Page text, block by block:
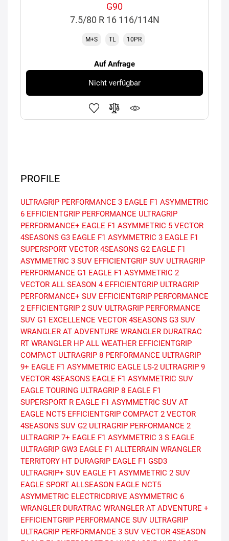
G90
7.5/80 R 16 116/114N
M+S TL 10PR
Auf Anfrage
Nicht verfügbar
PROFILE
ULTRAGRIP PERFORMANCE 3 EAGLE F1 ASYMMETRIC
6 EFFICIENTGRIP PERFORMANCE ULTRAGRIP
PERFORMANCE+ EAGLE F1 ASYMMETRIC 5 VECTOR
4SEASONS G3 EAGLE F1 ASYMMETRIC 3 EAGLE F1
SUPERSPORT VECTOR 4SEASONS G2 EAGLE F1
ASYMMETRIC 3 SUV EFFICIENTGRIP SUV ULTRAGRIP
PERFORMANCE G1 EAGLE F1 ASYMMETRIC 2
VECTOR ALL SEASON 4 EFFICIENTGRIP ULTRAGRIP
PERFORMANCE+ SUV EFFICIENTGRIP PERFORMANCE
2 EFFICIENTGRIP 2 SUV ULTRAGRIP PERFORMANCE
SUV G1 EXCELLENCE VECTOR 4SEASONS G3 SUV
WRANGLER AT ADVENTURE WRANGLER DURATRAC
RT WRANGLER HP ALL WEATHER EFFICIENTGRIP
COMPACT ULTRAGRIP 8 PERFORMANCE ULTRAGRIP
9+ EAGLE F1 ASYMMETRIC EAGLE LS-2 ULTRAGRIP 9
VECTOR 4SEASONS EAGLE F1 ASYMMETRIC SUV
EAGLE TOURING ULTRAGRIP 8 EAGLE F1
SUPERSPORT R EAGLE F1 ASYMMETRIC SUV AT
EAGLE NCT5 EFFICIENTGRIP COMPACT 2 VECTOR
4SEASONS SUV G2 ULTRAGRIP PERFORMANCE 2
ULTRAGRIP 7+ EAGLE F1 ASYMMETRIC 3 S EAGLE
ULTRAGRIP GW3 EAGLE F1 ALLTERRAIN WRANGLER
TERRITORY HT DURAGRIP EAGLE F1 GSD3
ULTRAGRIP+ SUV EAGLE F1 ASYMMETRIC 2 SUV
EAGLE SPORT ALLSEASON EAGLE NCT5
ASYMMETRIC ELECTRICDRIVE ASYMMETRIC 6
WRANGLER DURATRAC WRANGLER AT ADVENTURE +
EFFICIENTGRIP PERFORMANCE SUV ULTRAGRIP
ULTRAGRIP PERFORMANCE 3 SUV VECTOR 4SEASON